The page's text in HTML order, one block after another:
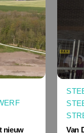
nieuw
Van